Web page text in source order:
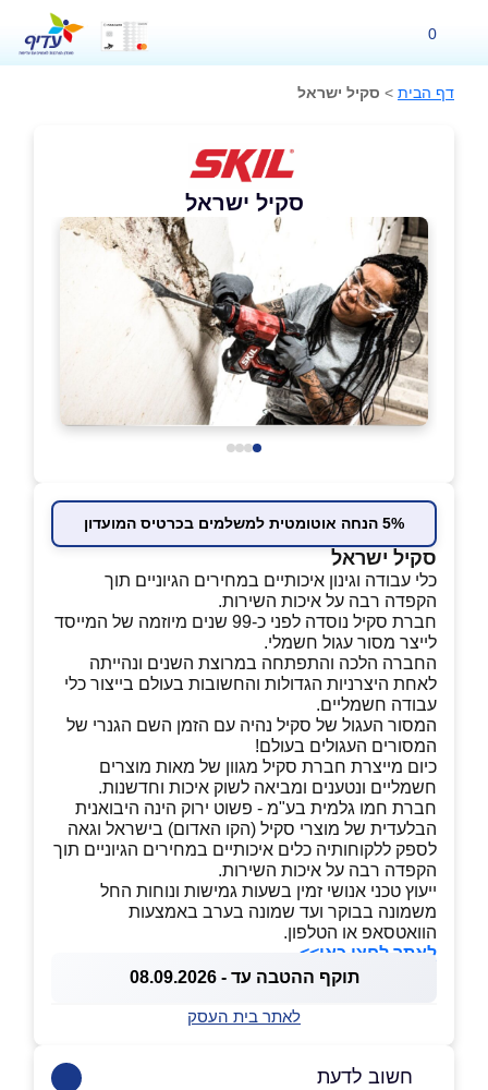
0
דף הבית > סקיל ישראל
סקיל ישראל
5% הנחה אוטומטית למשלמים בכרטיס המועדון
סקיל ישראל
כלי עבודה וגינון איכותיים במחירים הגיוניים תוך
הקפדה רבה על איכות השירות.
חברת סקיל נוסדה לפני כ-99 שנים מיוזמה של המייסד
לייצר מסור עגול חשמלי.
החברה הלכה והתפתחה במרוצת השנים ונהייתה
לאחת היצרניות הגדולות והחשובות בעולם בייצור כלי
עבודה חשמליים.
המסור העגול של סקיל נהיה עם הזמן השם הגנרי של
המסורים העגולים בעולם!
כיום מייצרת חברת סקיל מגוון של מאות מוצרים
חשמליים ונטענים ומביאה לשוק איכות וחדשנות.
חברת חמו גלמית בע"מ - פשוט ירוק הינה היבואנית
הבלעדית של מוצרי סקיל (הקו האדום) בישראל וגאה
לספק ללקוחותיה כלים איכותיים במחירים הגיוניים תוך
הקפדה רבה על איכות השירות.
ייעוץ טכני אנושי זמין בשעות גמישות ונוחות החל
משמונה בבוקר ועד שמונה בערב באמצעות
הוואטסאפ או הטלפון.
לאתר לחצו כאן>>
תוקף ההטבה עד - 08.09.2026
לאתר בית העסק
חשוב לדעת